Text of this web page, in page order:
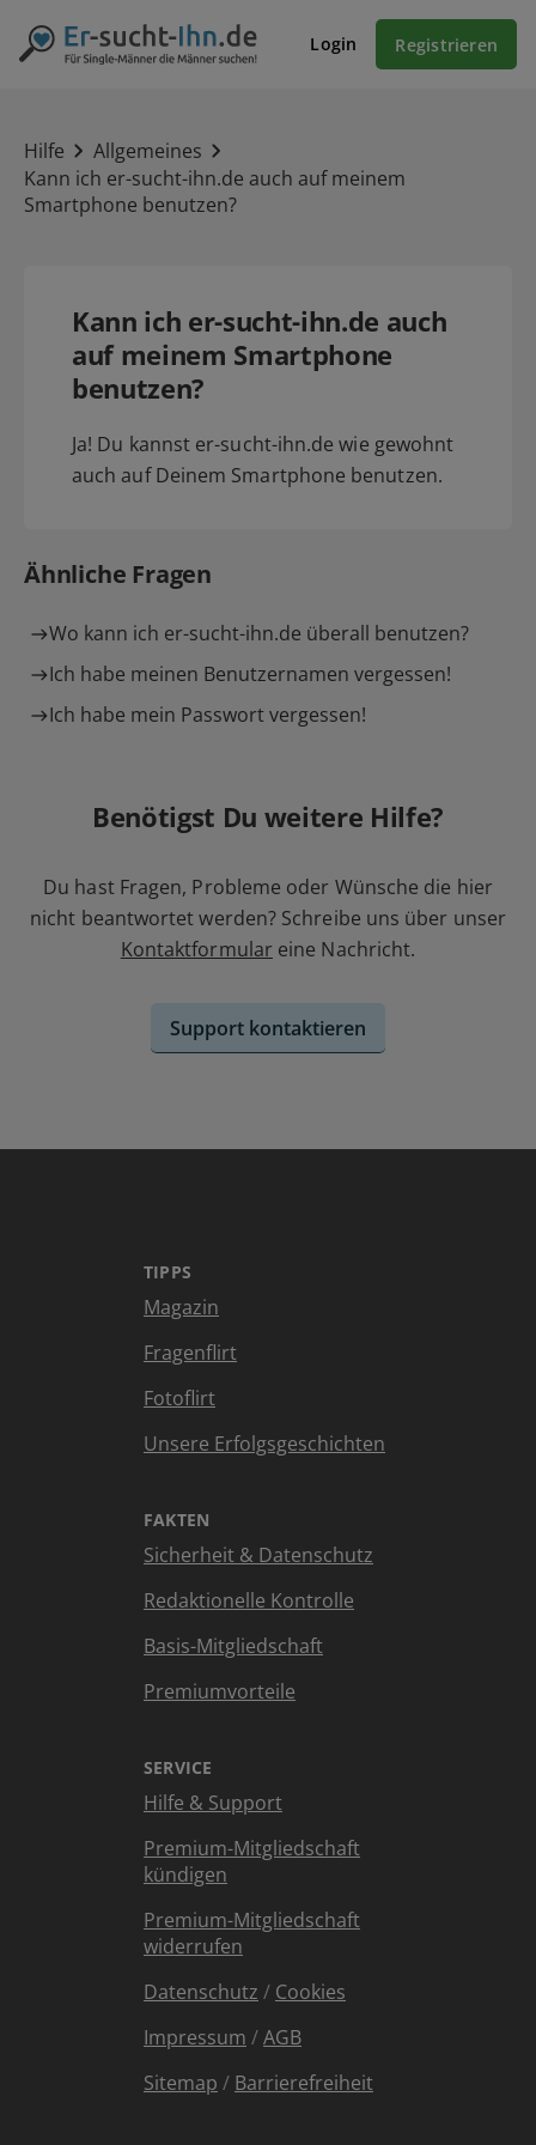
Login Registrieren
Hilfe
Allgemeines
Kann ich er-sucht-ihn.de auch auf meinem
Smartphone benutzen?
Kann ich er-sucht-ihn.de auch
auf meinem Smartphone
benutzen?
Ja! Du kannst er-sucht-ihn.de wie gewohnt
auch auf Deinem Smartphone benutzen.
Ähnliche Fragen
Wo kann ich er-sucht-ihn.de überall benutzen?
Ich habe meinen Benutzernamen vergessen!
Ich habe mein Passwort vergessen!
Benötigst Du weitere Hilfe?
Du hast Fragen, Probleme oder Wünsche die hier
nicht beantwortet werden? Schreibe uns über unser
Kontaktformular eine Nachricht.
Support kontaktieren
TIPPS
Magazin
Fragenflirt
Fotoflirt
Unsere Erfolgsgeschichten
FAKTEN
Sicherheit & Datenschutz
Redaktionelle Kontrolle
Basis-Mitgliedschaft
Premiumvorteile
SERVICE
Hilfe & Support
Premium-Mitgliedschaft
kündigen
Premium-Mitgliedschaft
widerrufen
Datenschutz / Cookies
Impressum /AGB
Sitemap / Barrierefreiheit